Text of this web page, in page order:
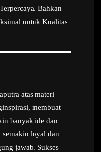
Bahkan
untuk Kualitas
atas materi
membuat
banyak ide dan
semakin loyal dan
jawab. Sukses